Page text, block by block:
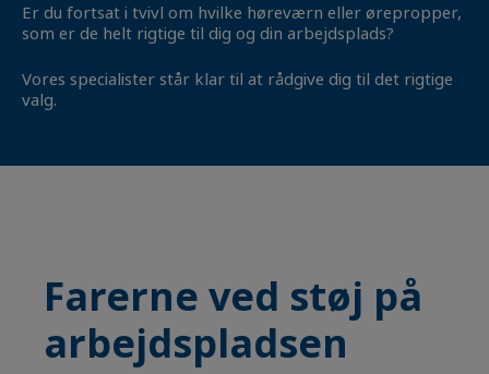
Er du fortsat i tvivl om hvilke høreværn eller ørepropper,
som er de helt rigtige til dig og din arbejdsplads?
Vores specialister står klar til at rådgive dig til det rigtige
valg.
Farerne ved støj på
arbejdspladsen